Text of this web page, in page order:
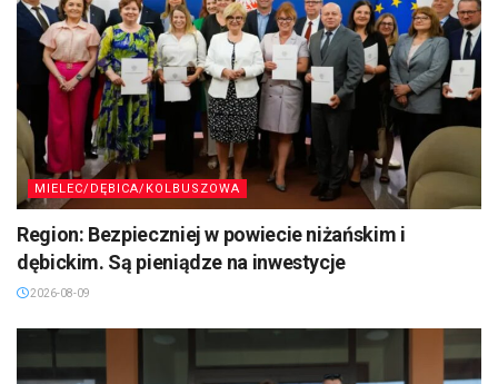
MIELEC/DĘBICA/KOLBUSZOWA
Region: Bezpieczniej w powiecie niżańskim i
dębickim. Są pieniądze na inwestycje
2026-08-09